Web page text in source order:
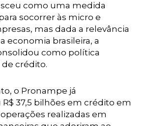
como uma medida
socorrer às micro e
mas dada a relevância
economia brasileira, a
como política
crédito.
o Pronampe já
37,5 bilhões em crédito em
realizadas em